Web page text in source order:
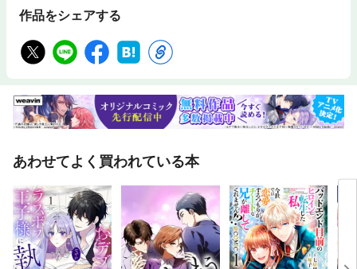
作品をシェアする
あわせてよく買われている本